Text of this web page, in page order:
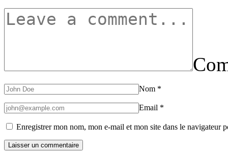
Nom *
Email *
Enregistrer mon nom, mon e-mail et mon site dans le navigateur